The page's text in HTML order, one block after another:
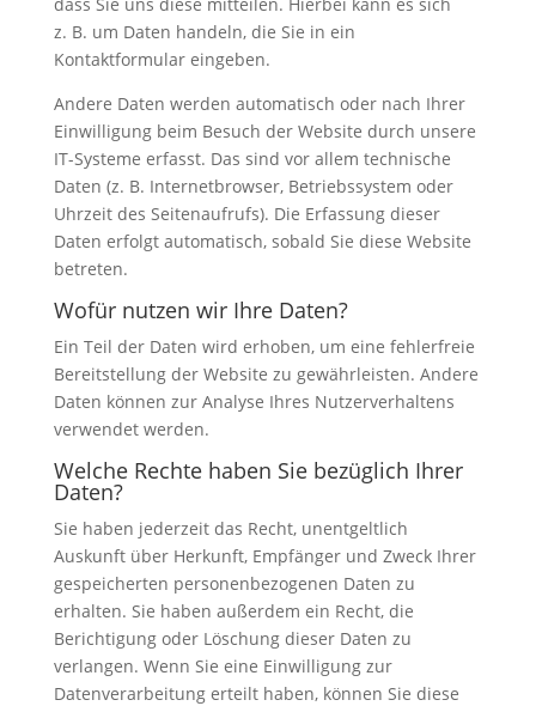
z. B. um Daten handeln, die Sie in ein
Kontaktformular eingeben.
Andere Daten werden automatisch oder nach Ihrer
Einwilligung beim Besuch der Website durch unsere
IT-Systeme erfasst. Das sind vor allem technische
Daten (z. B. Internetbrowser, Betriebssystem oder
Uhrzeit des Seitenaufrufs). Die Erfassung dieser
Daten erfolgt automatisch, sobald Sie diese Website
betreten.
Wofür nutzen wir Ihre Daten?
Ein Teil der Daten wird erhoben, um eine fehlerfreie
Bereitstellung der Website zu gewährleisten. Andere
Daten können zur Analyse Ihres Nutzerverhaltens
verwendet werden.
Welche Rechte haben Sie bezüglich Ihrer
Daten?
Sie haben jederzeit das Recht, unentgeltlich
Auskunft über Herkunft, Empfänger und Zweck Ihrer
gespeicherten personenbezogenen Daten zu
erhalten. Sie haben außerdem ein Recht, die
Berichtigung oder Löschung dieser Daten zu
verlangen. Wenn Sie eine Einwilligung zur
Datenverarbeitung erteilt haben, können Sie diese